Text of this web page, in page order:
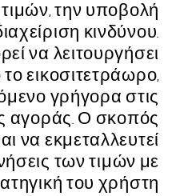
την υποβολή
κινδύνου.
να λειτουργήσει
το εικοσιτετράωρο,
γρήγορα στις
αγοράς. Ο σκοπός
να εκμεταλλευτεί
των τιμών με
του χρήστη.